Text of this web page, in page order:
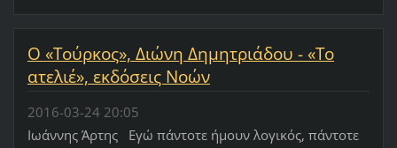
Ο «Τούρκος», Διώνη Δημητριάδου - «Το
ατελιέ», εκδόσεις Νοών
2016-03-24 20:05
Ιωάννης Άρτης Εγώ πάντοτε ήμουν λογικός, πάντοτε